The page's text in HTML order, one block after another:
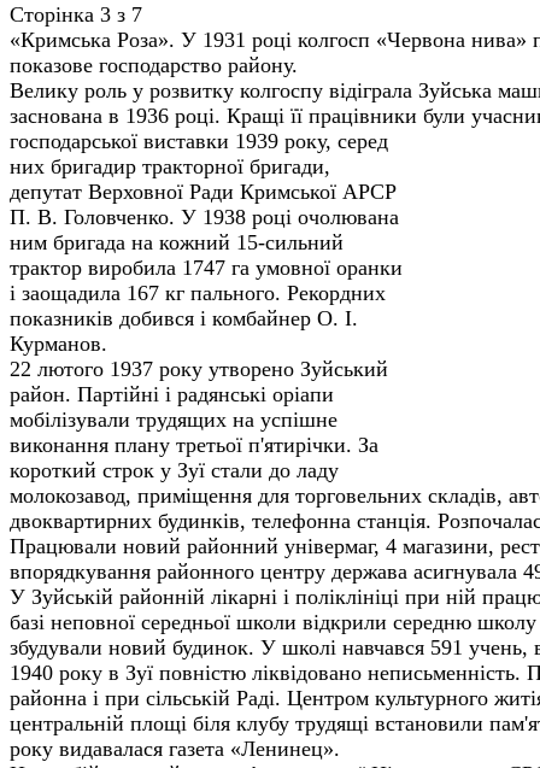
Сторінка 3 з 7
«Кримська Роза». У 1931 році колгосп «Червона нива»
показове господарство району.
Велику роль у розвитку колгоспу відіграла Зуйська
заснована в 1936 році. Кращі її працівники були
господарської виставки 1939 року, серед
них бригадир тракторної бригади,
депутат Верховної Ради Кримської АРСР
П. В. Головченко. У 1938 році очолювана
ним бригада на кожний 15-сильний
трактор виробила 1747 га умовної оранки
і заощадила 167 кг пального. Рекордних
показників добився і комбайнер О. І.
Курманов.
22 лютого 1937 року утворено Зуйський
район. Партійні і радянські оріапи
мобілізували трудящих на успішне
виконання плану третьої п'ятирічки. За
корот­кий строк у Зуї стали до ладу
молокозавод, приміщення для торговельних складів,
двоквартирних будинків, телефонна станція.
Працювали новий районний універмаг, 4 магазини,
впорядкування районного центру держава асигнувала
У Зуйській районній лікарні і поліклініці при ній
базі неповної середньої школи відкрили середню
збудували новий будинок. У школі навчався 591 учень,
1940 року в Зуї повністю ліквідовано неписьменність.
районна і при сільській Раді. Центром культурного
центральній площі біля клубу трудящі встановили
року видавалася газета «Ленинец».